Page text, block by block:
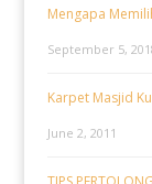
Mengapa
September 5,
Karpet Masjid
June 2, 2011